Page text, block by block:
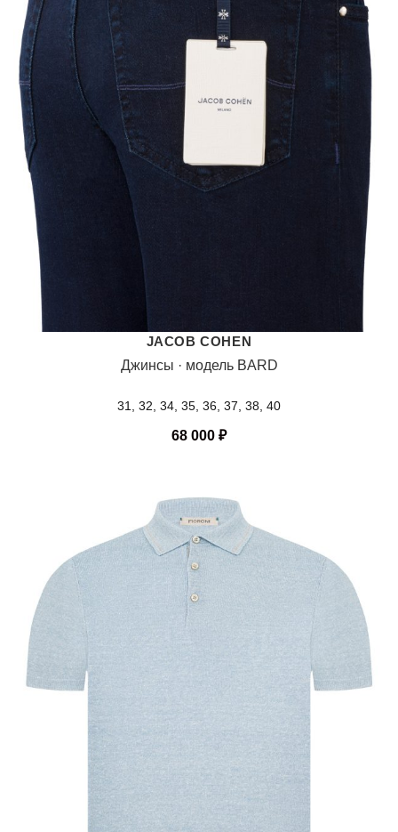
JACOB COHEN
Джинсы · модель BARD
31, 32, 34, 35, 36, 37, 38, 40
68 000 ₽